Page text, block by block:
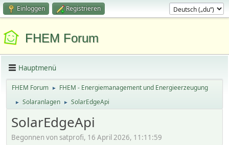
Einloggen Registrieren
FHEM Forum
Hauptmenü
FHEM Forum ► FHEM - Energiemanagement und Energieerzeugung
► Solaranlagen ► SolarEdgeApi
SolarEdgeApi
Begonnen von satprofi, 16 April 2026, 11:11:59